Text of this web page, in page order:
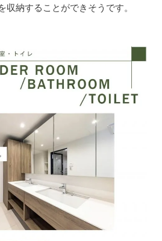
収納することができそうです。